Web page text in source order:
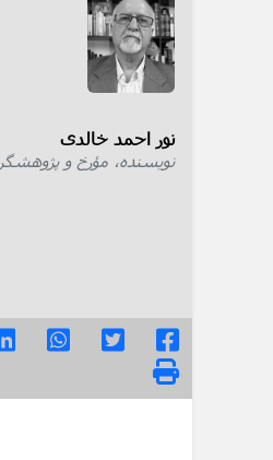
نور احمد خالدی
نویسنده، مؤرخ و پژوهشگر